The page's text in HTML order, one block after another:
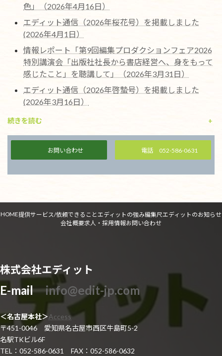
色」（2026年4月16日）
エディット通信（2026年桜花号）を掲載しました
(2026年4月1日）
情報レポート「第9回編集プロダクションフェア2026
特別講演会「出版社社長から書店経営へ、身をもって
感じたこと」を聴講して」（2026年3月31日）
エディット通信（2026年啓蟄号）を掲載しました
(2026年3月16日）
続きを読む +
お問い合わせ 電話 052-586-0631
HOME提供サービス/依頼できることエディットの強み編集尺エディットのお知らせ
会社概要求人・採用情報お問い合わせ
株式会社エディット
E-mailinfo@edit-jp.com
＜名古屋本社＞Access
〒451-0046 愛知県名古屋市西区牛島町5-2
名駅TKビル6F
TEL：052-586-0631 FAX：052-586-0632